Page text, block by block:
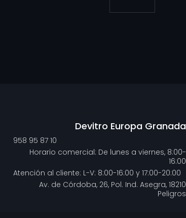
Devitro Europa Granada
958 95 87 10
Horario comercial: De lunes a viernes, 8:00-
16:00
Atención al cliente: L-V: 8:00-16:00 y 17:00-20:00
Av. de Córdoba, 26, Pol. Ind. Asegra, 18210
Peligros